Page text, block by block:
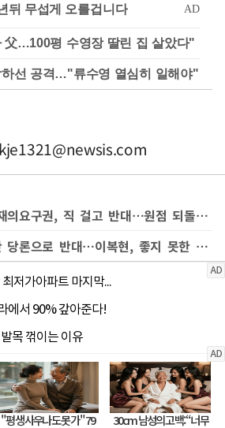
父…100평 수영장 딸린 집 살았다"
하선 공격…"류수영 열심히 일해야"
kje1321@newsis.com
이복현 "상법 개정 재의요구권, 직 걸고 반대…원점 되돌려선 안돼"
권성동 "상법 개정안 당론으로 반대…이복현, 좋지 못한 태도"